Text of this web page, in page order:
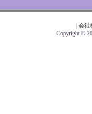
会社
Copyright ©